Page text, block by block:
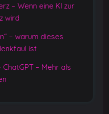
– Wenn eine KI zur
wird
– warum dieses
ist
– Mehr als